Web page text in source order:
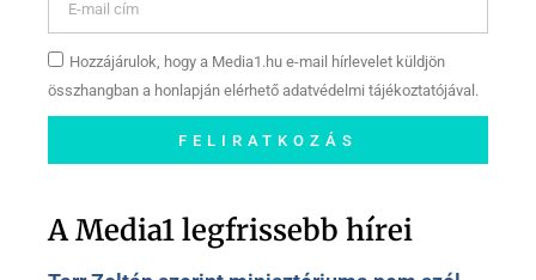
Hozzájárulok, hogy a Media1.hu e-mail hírlevelet küldjön
összhangban a honlapján elérhető adatvédelmi tájékoztatójával.
FELIRATKOZÁS
oldalunkon!
A Media1 legfrissebb hírei